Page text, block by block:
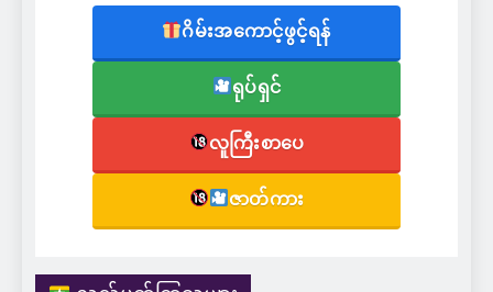
ဂိမ်းအကောင့်ဖွင့်ရန်
ရုပ်ရှင်
လူကြီးစာပေ
ဇာတ်ကား